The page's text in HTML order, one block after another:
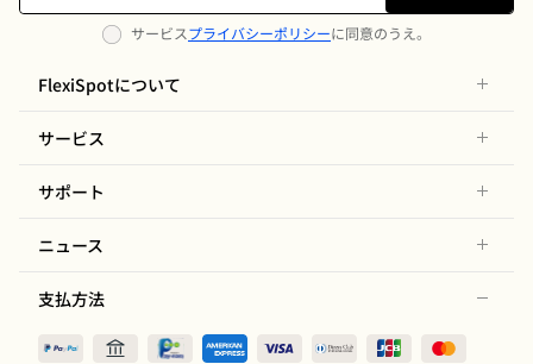
サービスプライバシーポリシーに同意のうえ。
FlexiSpotについて
サービス
サポート
ニュース
支払方法